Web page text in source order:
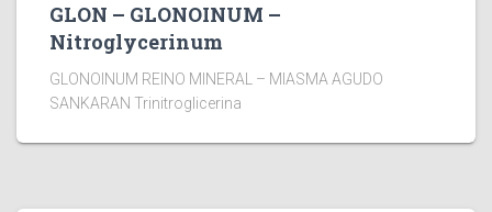
GLON – GLONOINUM –
Nitroglycerinum
GLONOINUM REINO MINERAL – MIASMA AGUDO
SANKARAN Trinitroglicerina